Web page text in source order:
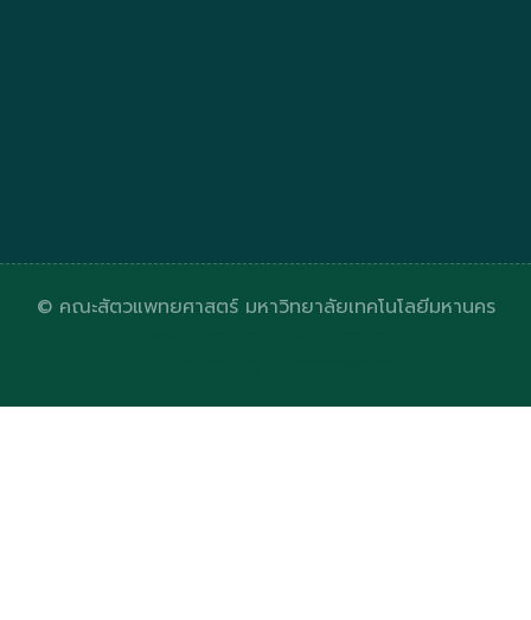
© คณะสัตวแพทยศาสตร์ มหาวิทยาลัยเทคโนโลยีมหานคร